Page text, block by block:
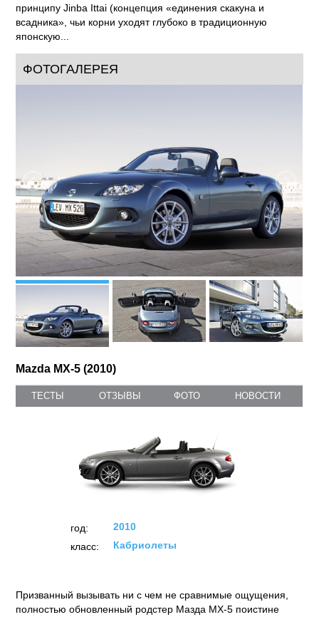
принципу Jinba Ittai (концепция «единения скакуна и
всадника», чьи корни уходят глубоко в традиционную
японскую...
ФОТОГАЛЕРЕЯ
Mazda MX-5 (2010)
ТЕСТЫ ОТЗЫВЫ ФОТО НОВОСТИ
год:
2010
класс:
Кабриолеты
Призванный вызывать ни с чем не сравнимые ощущения,
полностью обновленный родстер Мазда MX-5 поистине